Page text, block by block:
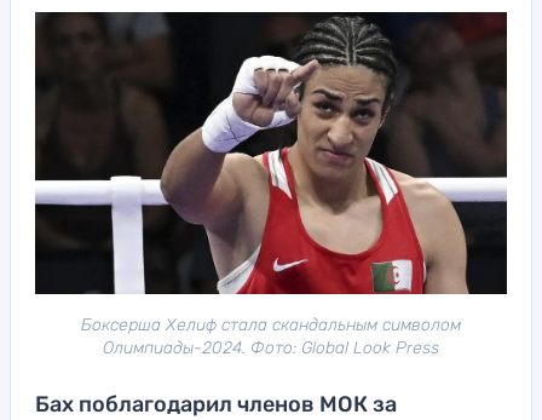
Боксерша Хелиф стала скандальным символом
Олимпиады-2024. Фото: Global Look Press
Бах поблагодарил членов МОК за